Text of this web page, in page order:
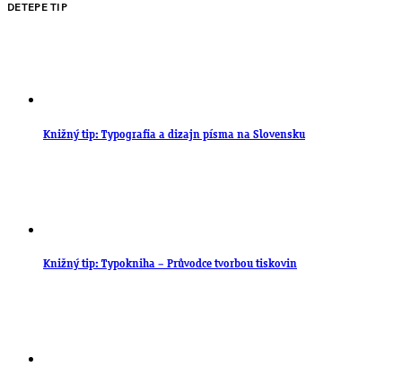
DETEPE TIP
Knižný tip: Typografia a dizajn písma na Slovensku
Knižný tip: Typokniha – Průvodce tvorbou tiskovin